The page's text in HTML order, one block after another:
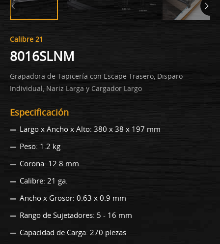
Calibre 21
8016SLNM
Grapadora de Tapicería con Escape Trasero, Disparo
Individual, Nariz Larga y Cargador Largo
Especificación
Largo x Ancho x Alto: 380 x 38 x 197 mm
Peso: 1.2 kg
Corona: 12.8 mm
Calibre: 21 ga.
Ancho x Grosor: 0.63 x 0.9 mm
Rango de Sujetadores: 5 - 16 mm
Capacidad de Carga: 270 piezas